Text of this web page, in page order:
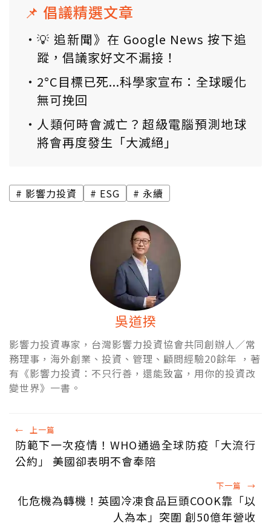
📌 倡議精選文章
💡 追新聞》在 Google News 按下追
蹤，倡議家好文不漏接！
2°C目標已死...科學家宣布：全球暖化
無可挽回
人類何時會滅亡？超級電腦預測地球
將會再度發生「大滅絕」
影響力投資 ESG 永續
吳道揆
影響力投資專家，台灣影響力投資協會共同創辦人／常
務理事，海外創業、投資、管理、顧問經驗20餘年 ，著
有《影響力投資：不只行善，還能致富，用你的投資改
變世界》一書。
← 上一篇
防範下一次疫情！WHO通過全球防疫「大流行
公約」 美國卻表明不會奉陪
下一篇 →
化危機為轉機！英國冷凍食品巨頭COOK靠「以
人為本」突圍 創50億年營收